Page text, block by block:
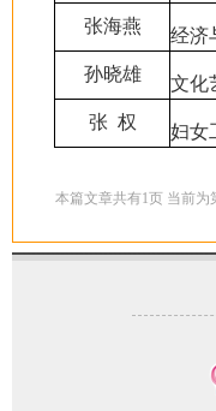
张海燕
经济
孙晓雄
文化
张 权
妇女
本篇文章共有1页 当前为